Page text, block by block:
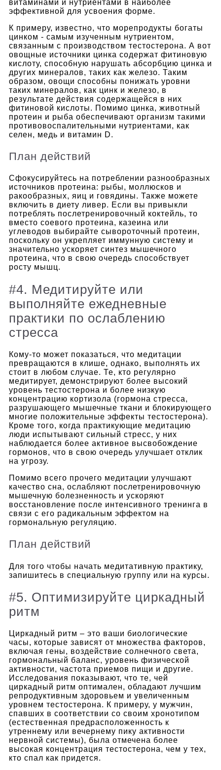
витаминами и нутриентами в наиболее
эффективной для усвоения форме.
К примеру, известно, что морепродукты богаты
цинком - самым изученным нутриентом,
связанным с производством тестостерона. А вот
овощные источники цинка содержат фитиновую
кислоту, способную нарушать абсорбцию цинка и
других минералов, таких как железо. Таким
образом, овощи способны понижать уровни
таких минералов, как цинк и железо, в
результате действия содержащейся в них
фитиновой кислоты. Помимо цинка, животный
протеин и рыба обеспечивают организм такими
противовоспалительными нутриентами, как
селен, медь и витамин D.
План действий
Сфокусируйтесь на потреблении разнообразных
источников протеина: рыбы, моллюсков и
ракообразных, яиц и говядины. Также можете
включить в диету ливер. Если вы привыкли
потреблять послетренировочный коктейль, то
вместо соевого протеина, казеина или
углеводов выбирайте сывороточный протеин,
поскольку он укрепляет иммунную систему и
значительно ускоряет синтез мышечного
протеина, что в свою очередь способствует
росту мышц.
#4. Медитируйте или
выполняйте ежедневные
практики по ослаблению
стресса
Кому-то может показаться, что медитации
превращаются в клише, однако, выполнять их
стоит в любом случае. Те, кто регулярно
медитирует, демонстрируют более высокий
уровень тестостерона и более низкую
концентрацию кортизола (гормона стресса,
разрушающего мышечные ткани и блокирующего
многие положительные эффекты тестостерона).
Кроме того, когда практикующие медитацию
люди испытывают сильный стресс, у них
наблюдается более активное высвобождение
гормонов, что в свою очередь улучшает отклик
на угрозу.
Помимо всего прочего медитации улучшают
качество сна, ослабляют послетренировочную
мышечную болезненность и ускоряют
восстановление после интенсивного тренинга в
связи с его радикальным эффектом на
гормональную регуляцию.
План действий
Для того чтобы начать медитативную практику,
запишитесь в специальную группу или на курсы.
#5. Оптимизируйте циркадный
ритм
Циркадный ритм – это ваши биологические
часы, которые зависят от множества факторов,
включая гены, воздействие солнечного света,
гормональный баланс, уровень физической
активности, частота приемов пищи и другие.
Исследования показывают, что те, чей
циркадный ритм оптимален, обладают лучшим
репродуктивным здоровьем и увеличенным
уровнем тестостерона. К примеру, у мужчин,
спавших в соответствии со своим хронотипом
(естественная предрасположенность к
утреннему или вечернему пику активности
нервной системы), была отмечена более
высокая концентрация тестостерона, чем у тех,
кто спал как придется.